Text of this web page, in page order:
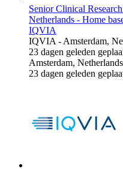
Senior Clinical
Netherlands - Home
IQVIA
IQVIA-Amsterdam,
23 dagen geleden
Amsterdam, Netherlands
23 dagen geleden